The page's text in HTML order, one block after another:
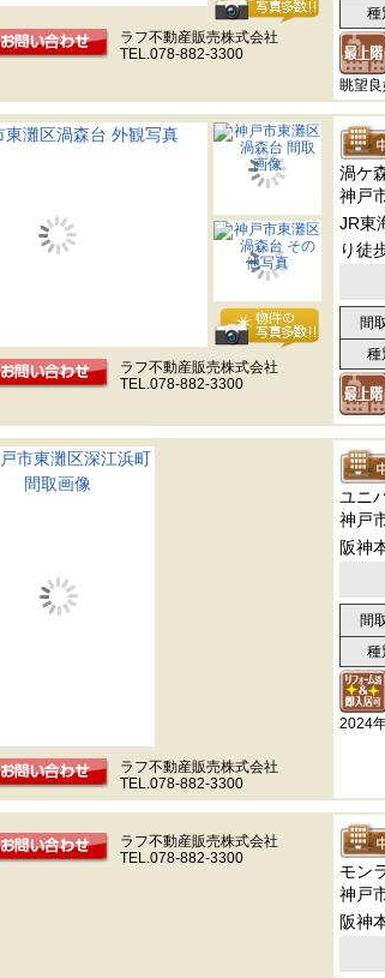
ラフ不動産販売株式会社
TEL.078-882-3300
種
眺望良
ラフ不動産販売株式会社
TEL.078-882-3300
渦ケ
神戸
JR東
り徒
間
種
ラフ不動産販売株式会社
TEL.078-882-3300
ユニ
神戸
阪神
間
種
2024
ラフ不動産販売株式会社
TEL.078-882-3300
モン
神戸
阪神